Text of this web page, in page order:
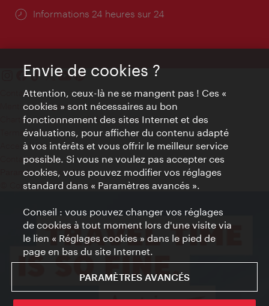
Öffnungszeiten:
Informations 24 heures sur 24
Contact
Mentions obligatoires
Charte sur le respect de la vie privée
Terms of Use
Accessibilité
Contact presse
Paramètres de cookies
© Copyright WienTourismus
Envie de cookies ?
Attention, ceux-là ne se mangent pas ! Ces «
cookies » sont nécessaires au bon
fonctionnement des sites Internet et des
évaluations, pour afficher du contenu adapté
à vos intérêts et vous offrir le meilleur service
possible. Si vous ne voulez pas accepter ces
cookies, vous pouvez modifier vos réglages
standard dans « Paramètres avancés ».
Conseil : vous pouvez changer vos réglages
de cookies à tout moment lors d'une visite via
le lien « Réglages cookies » dans le pied de
page en bas du site Internet.
PARAMÈTRES AVANCÉS